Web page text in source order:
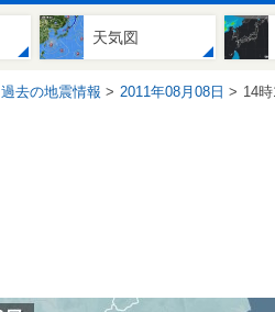
天気図
過去の地震情報 2011年08月08日 14